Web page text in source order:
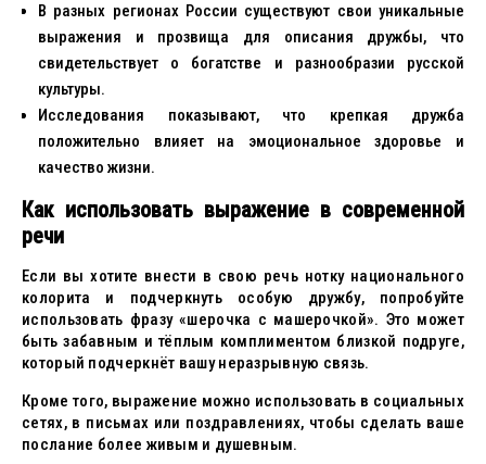
В разных регионах России существуют свои уникальные
выражения и прозвища для описания дружбы, что
свидетельствует о богатстве и разнообразии русской
культуры.
Исследования показывают, что крепкая дружба
положительно влияет на эмоциональное здоровье и
качество жизни.
Как использовать выражение в современной
речи
Если вы хотите внести в свою речь нотку национального
колорита и подчеркнуть особую дружбу, попробуйте
использовать фразу «шерочка с машерочкой». Это может
быть забавным и тёплым комплиментом близкой подруге,
который подчеркнёт вашу неразрывную связь.
Кроме того, выражение можно использовать в социальных
сетях, в письмах или поздравлениях, чтобы сделать ваше
послание более живым и душевным.